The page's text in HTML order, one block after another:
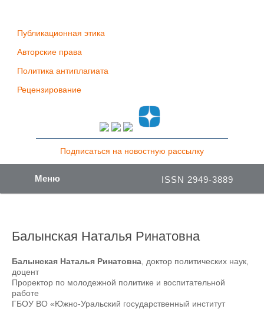
Публикационная этика
Авторские права
Политика антиплагиата
Рецензирование
Подписаться на новостную рассылку
ISSN 2949-3889
Меню
Балынская Наталья Ринатовна
Балынская Наталья Ринатовна , доктор политических наук,
доцент
Проректор по молодежной политике и воспитательной
работе
ГБОУ ВО «Южно-Уральский государственный институт